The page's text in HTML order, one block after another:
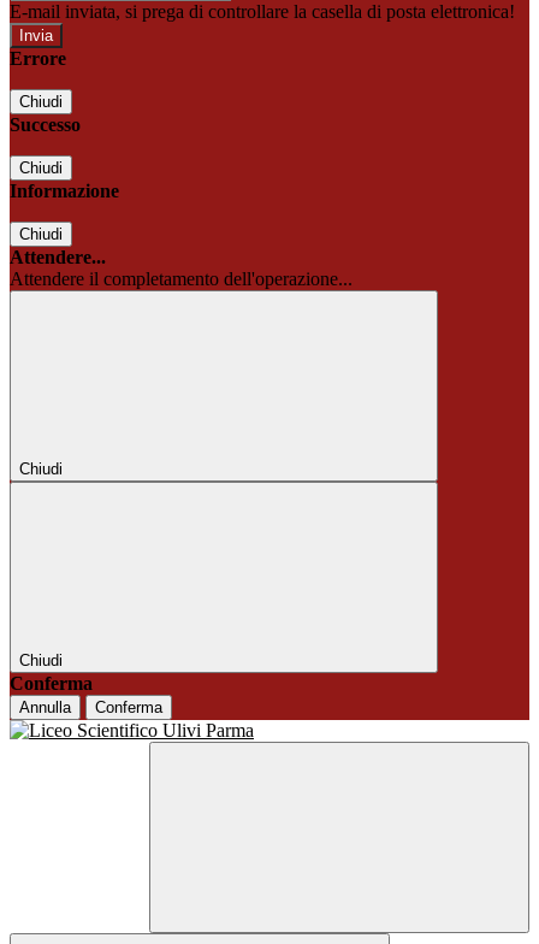
E-mail inviata, si prega di controllare la casella di posta elettronica!
Errore
Chiudi
Successo
Chiudi
Informazione
Chiudi
Attendere...
Attendere il completamento dell'operazione...
Chiudi
Chiudi
Conferma
Annulla Conferma